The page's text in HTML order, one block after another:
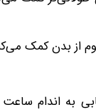
از بدن کمک
به اندام